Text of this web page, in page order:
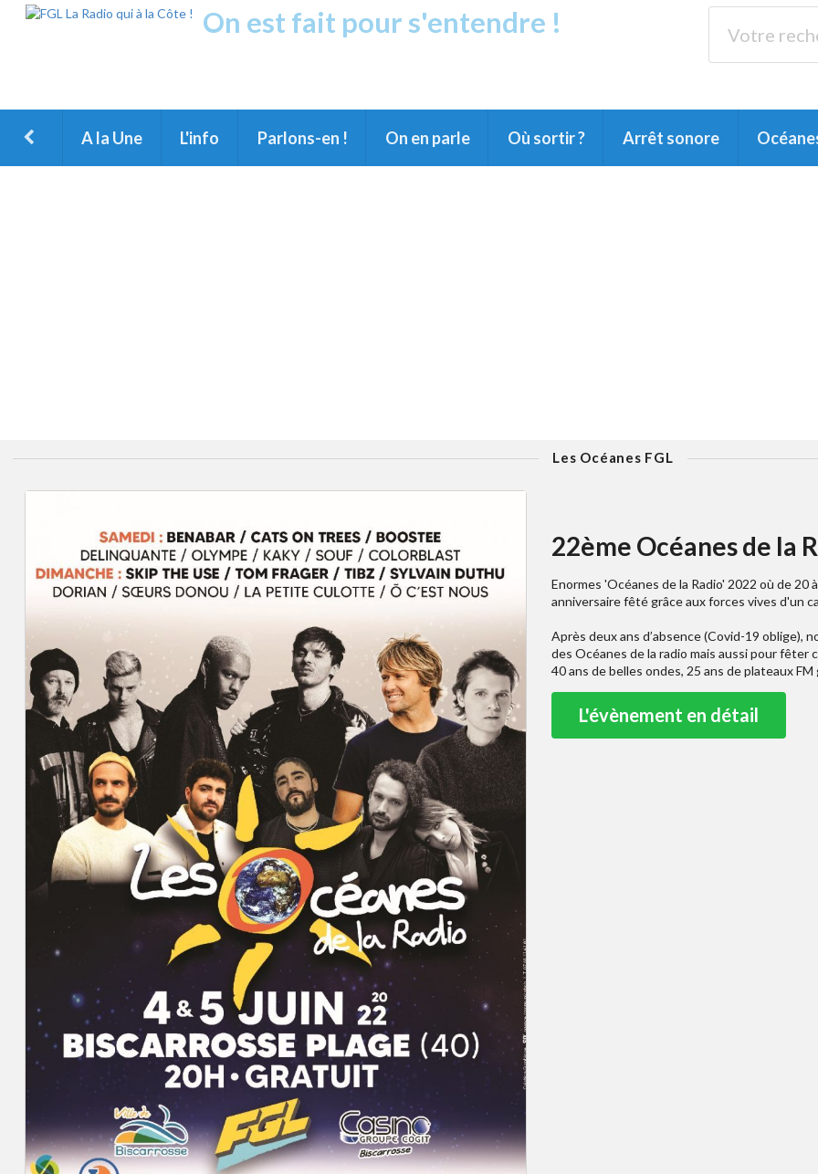
On est fait pour s'entendre !
A la Une L'info Parlons-en ! On en parle Où sortir ? Arrêt sonore
Les Océanes FGL
22ème Océanes de la
Enormes 'Océanes de la Radio' 2022 où de
anniversaire fêté grâce aux forces vives d'un
Après deux ans d’absence (Covid-19
des Océanes de la radio mais aussi pour fêter
40 ans de belles ondes, 25 ans de plateaux
L'évènement en détail